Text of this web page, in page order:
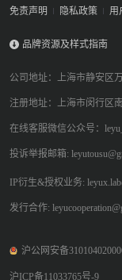
免责声明 隐私政策 用
品牌资源及样式指南
公司地址：上海市静安区
注册地址：上海市闵行区
在线客服微信公众号：
投诉举报邮箱:
IP衍生&授权业务:
发行合作:
沪公网安备
沪ICP备11033765号-9